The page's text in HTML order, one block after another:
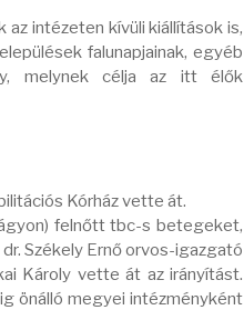
intézeten kívüli kiállítások is,
falunapjainak, egyéb
melynek célja az itt élők
Kórház vette át.
felnőtt tbc-s betegeket,
Székely Ernő orvos-igazgató
Károly vette át az irányítást.
önálló megyei intézményként